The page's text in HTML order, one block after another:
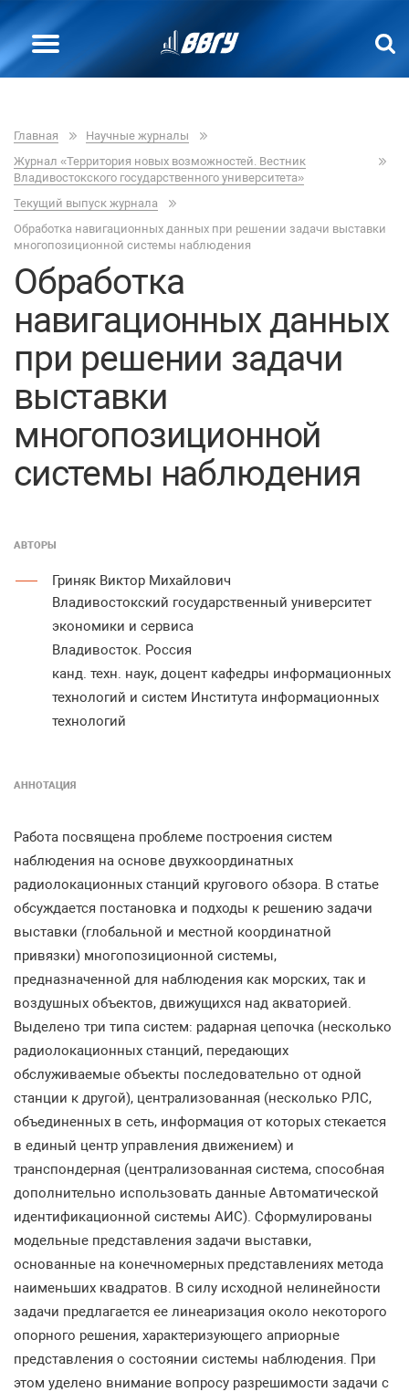
Главная
Научные журналы
Журнал «Территория новых возможностей. Вестник
Владивостокского государственного университета»
Текущий выпуск журнала
Обработка навигационных данных при решении задачи выставки
многопозиционной системы наблюдения
Обработка
навигационных данных
при решении задачи
выставки
многопозиционной
системы наблюдения
АВТОРЫ
Гриняк Виктор Михайлович
Владивостокский государственный университет
экономики и сервиса
Владивосток. Россия
канд. техн. наук, доцент кафедры информационных
технологий и систем Института информационных
технологий
АННОТАЦИЯ
Работа посвящена проблеме построения систем
наблюдения на основе двухкоординатных
радиолокационных станций кругового обзора. В статье
обсуждается постановка и подходы к решению задачи
выставки (глобальной и местной координатной
привязки) многопозиционной системы,
предназначенной для наблюдения как морских, так и
воздушных объектов, движущихся над акваторией.
Выделено три типа систем: радарная цепочка (несколько
радиолокационных станций, передающих
обслуживаемые объекты последовательно от одной
станции к другой), централизованная (несколько РЛС,
объединенных в сеть, информация от которых стекается
в единый центр управления движением) и
транспондерная (централизованная система, способная
дополнительно использовать данные Автоматической
идентификационной системы АИС). Сформулированы
модельные представления задачи выставки,
основанные на конечномерных представлениях метода
наименьших квадратов. В силу исходной нелинейности
задачи предлагается ее линеаризация около некоторого
опорного решения, характеризующего априорные
представления о состоянии системы наблюдения. При
этом уделено внимание вопросу разрешимости задачи с